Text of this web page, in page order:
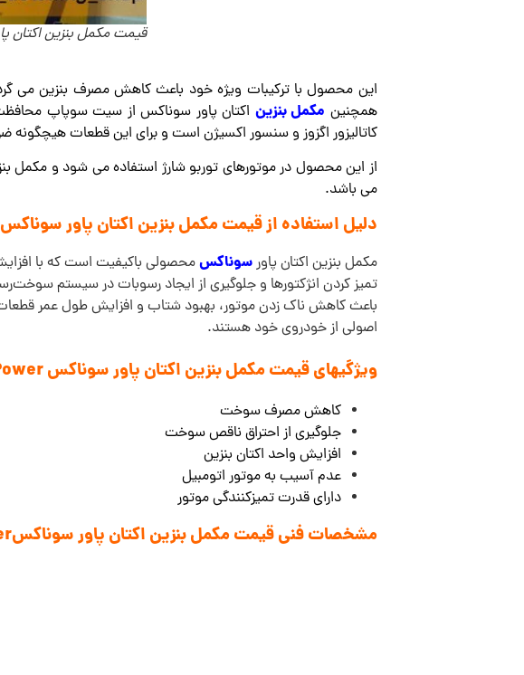
قیمت مکمل بنزین اکتان
این محصول با ترکیبات ویژه خود باعث کاهش مصرف بنزین می
همچنین مکمل بنزین اکتان پاور سوناکس از سیت سوپاپ
کاتالیزور اگزوز و سنسور اکسیژن است و برای این قطعات هیچگونه ضرری ندارد.
از این محصول در موتورهای توربو شارژ استفاده می شود و مکمل
می باشد.
دلیل استفاده از قیمت مکمل بنزین اکتان پاور سوناکسSONAX Octane Power چیست؟
مکمل بنزین اکتان پاورسوناکسمحصولی باکیفیت است که با
تمیز کردن انژکتورها و جلوگیری از ایجاد رسوبات در سیستم
باعث کاهش ناک زدن موتور، بهبود شتاب و افزایش طول عمر قطعات
اصولی از خودروی خود هستند.
ویژگیهای قیمت مکمل بنزین اکتان پاور سوناکس SONAX Octane Power:
کاهش مصرف سوخت
جلوگیری از احتراق ناقص سوخت
افزایش واحد اکتان بنزین
عدم آسیب به موتور اتومبیل
دارای قدرت تمیزکنندگی موتور
مشخصات فنی قیمت مکمل بنزین اکتان پاور سوناکسSONAX Octane Power: